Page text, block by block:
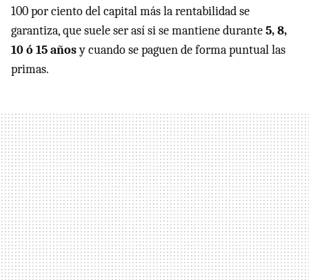
100 por ciento del capital más la rentabilidad se
garantiza, que suele ser así si se mantiene durante5, 8,
10 ó 15 añosy cuando se paguen de forma puntual las
primas.